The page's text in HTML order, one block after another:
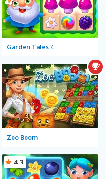
Garden Tales 4
Zoo Boom
4.3